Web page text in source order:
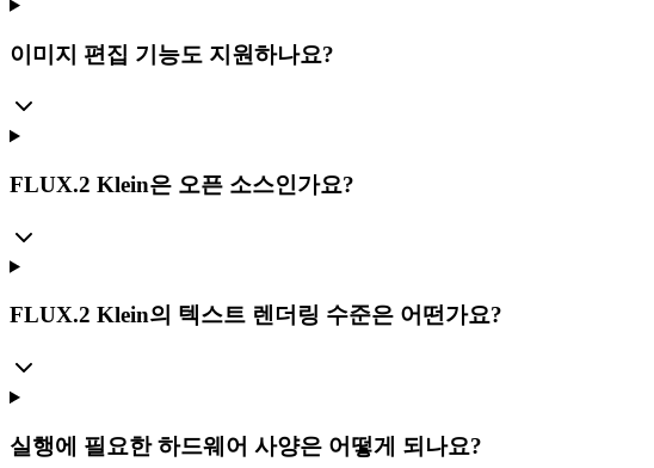
이미지 편집 기능도 지원하나요?
FLUX.2 Klein은 오픈 소스인가요?
FLUX.2 Klein의 텍스트 렌더링 수준은 어떤가요?
실행에 필요한 하드웨어 사양은 어떻게 되나요?